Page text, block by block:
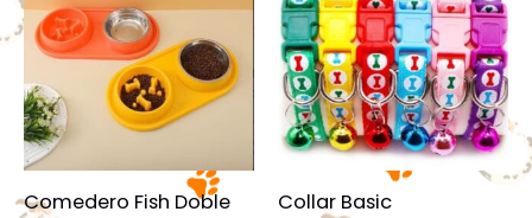
Comedero Fish Doble
Collar Basic